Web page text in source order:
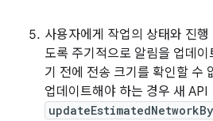
사용자에게 작업의 상태와 진
도록 주기적으로 알림을 업데
기 전에 전송 크기를 확인할 수
업데이트해야 하는 경우 새 API